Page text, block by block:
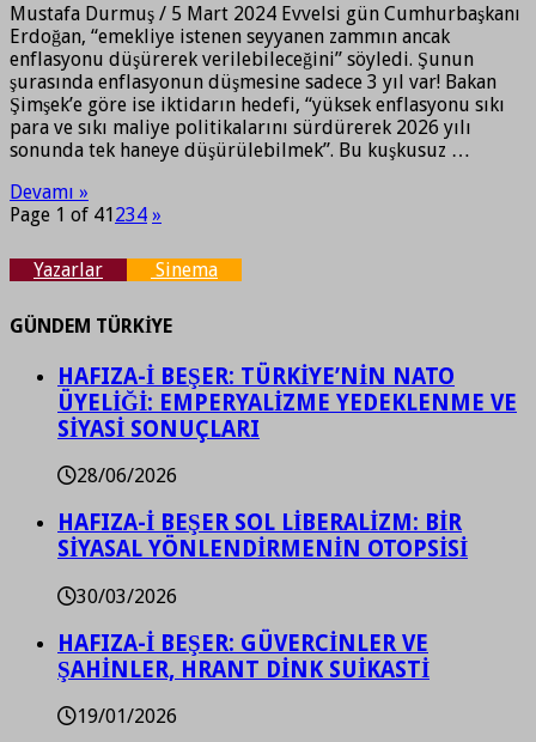
Mustafa Durmuş / 5 Mart 2024 Evvelsi gün Cumhurbaşkanı
Erdoğan, “emekliye istenen seyyanen zammın ancak
enflasyonu düşürerek verilebileceğini” söyledi. Şunun
şurasında enflasyonun düşmesine sadece 3 yıl var! Bakan
Şimşek’e göre ise iktidarın hedefi, “yüksek enflasyonu sıkı
para ve sıkı maliye politikalarını sürdürerek 2026 yılı
sonunda tek haneye düşürülebilmek”. Bu kuşkusuz …
Devamı »
Page 1 of 41234 »
Yazarlar Sinema
GÜNDEM TÜRKİYE
HAFIZA-İ BEŞER: TÜRKİYE’NİN NATO
ÜYELİĞİ: EMPERYALİZME YEDEKLENME VE
SİYASİ SONUÇLARI
28/06/2026
HAFIZA-İ BEŞER SOL LİBERALİZM: BİR
SİYASAL YÖNLENDİRMENİN OTOPSİSİ
30/03/2026
HAFIZA-İ BEŞER: GÜVERCİNLER VE
ŞAHİNLER, HRANT DİNK SUİKASTİ
19/01/2026